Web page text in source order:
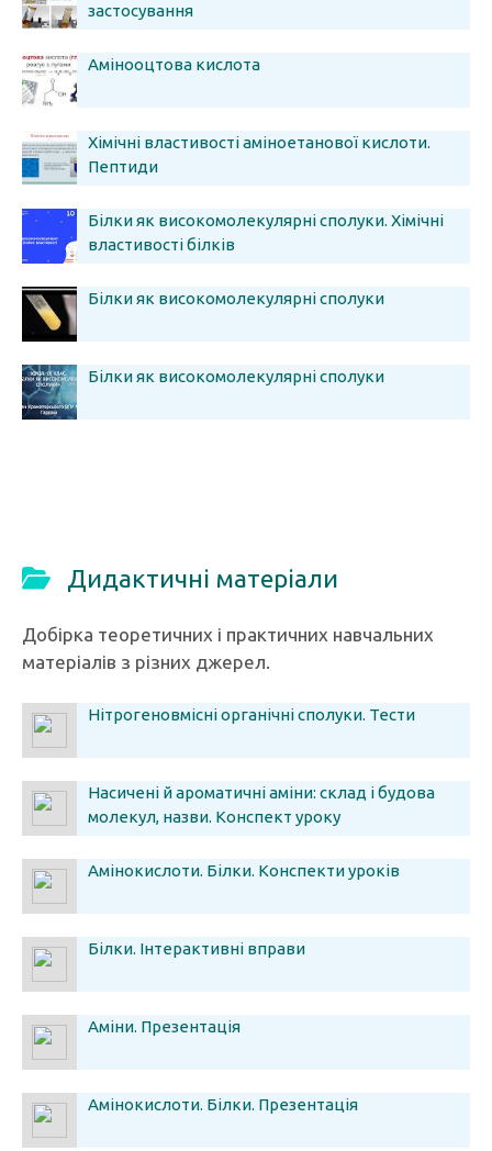
застосування
Амінооцтова кислота
Хімічні властивості аміноетанової кислоти.
Пептиди
Білки як високомолекулярні сполуки. Хімічні
властивості білків
Білки як високомолекулярні сполуки
Білки як високомолекулярні сполуки
Дидактичні матеріали
Добірка теоретичних і практичних навчальних
матеріалів з різних джерел.
Нітрогеновмісні органічні сполуки. Тести
Насичені й ароматичні аміни: склад і будова
молекул, назви. Конспект уроку
Амінокислоти. Білки. Конспекти уроків
Білки. Інтерактивні вправи
Аміни. Презентація
Амінокислоти. Білки. Презентація